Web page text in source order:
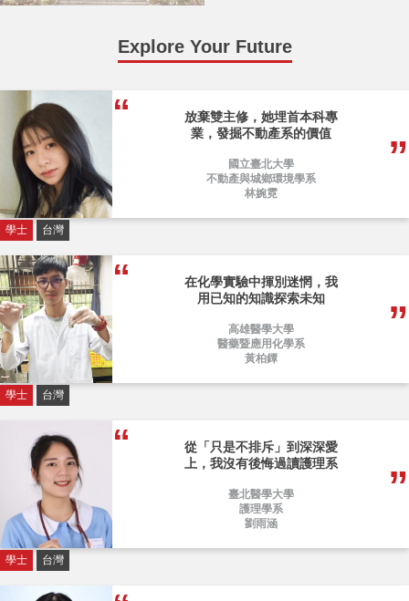
Explore Your Future
放棄雙主修，她埋首本科專
業，發掘不動產系的價值
國立臺北大學
不動產與城鄉環境學系
林婉霓
學士 台灣
在化學實驗中揮別迷惘，我
用已知的知識探索未知
高雄醫學大學
醫藥暨應用化學系
黃柏鐔
學士 台灣
從「只是不排斥」到深深愛
上，我沒有後悔過讀護理系
臺北醫學大學
護理學系
劉雨涵
學士 台灣